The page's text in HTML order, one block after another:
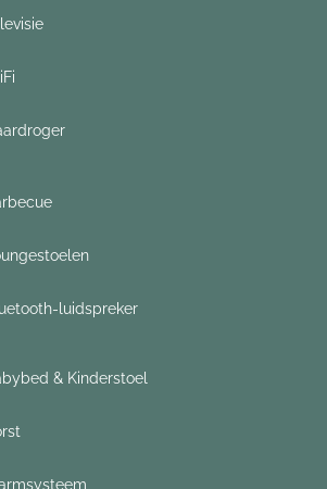
luidspreker
& Kinderstoel